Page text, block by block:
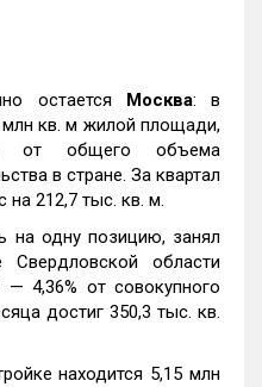
остается Москва: в
млн кв. м жилой площади,
от общего объема
в стране. За квартал
на 212,7 тыс. кв. м.
на одну позицию, занял
Свердловской области
4,36% от совокупного
достиг 350,3 тыс. кв.
находится 5,15 млн